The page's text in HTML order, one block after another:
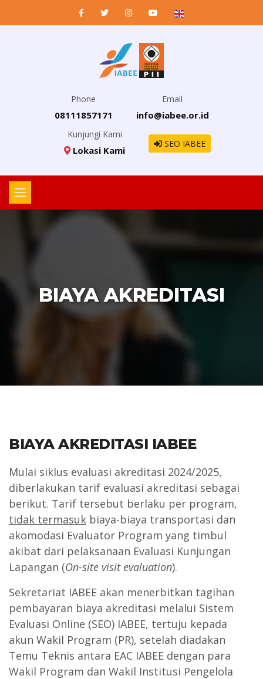
Phone
08111857171
Email
info@iabee.or.id
Kunjungi Kami
Lokasi Kami
SEO IABEE
BIAYA AKREDITASI
BIAYA AKREDITASI IABEE
Mulai siklus evaluasi akreditasi 2024/2025,
diberlakukan tarif evaluasi akreditasi sebagai
berikut. Tarif tersebut berlaku per program,
tidak termasuk biaya-biaya transportasi dan
akomodasi Evaluator Program yang timbul
akibat dari pelaksanaan Evaluasi Kunjungan
Lapangan (On-site visit evaluation).
Sekretariat IABEE akan menerbitkan tagihan
pembayaran biaya akreditasi melalui Sistem
Evaluasi Online (SEO) IABEE, tertuju kepada
akun Wakil Program (PR), setelah diadakan
Temu Teknis antara EAC IABEE dengan para
Wakil Program dan Wakil Institusi Pengelola